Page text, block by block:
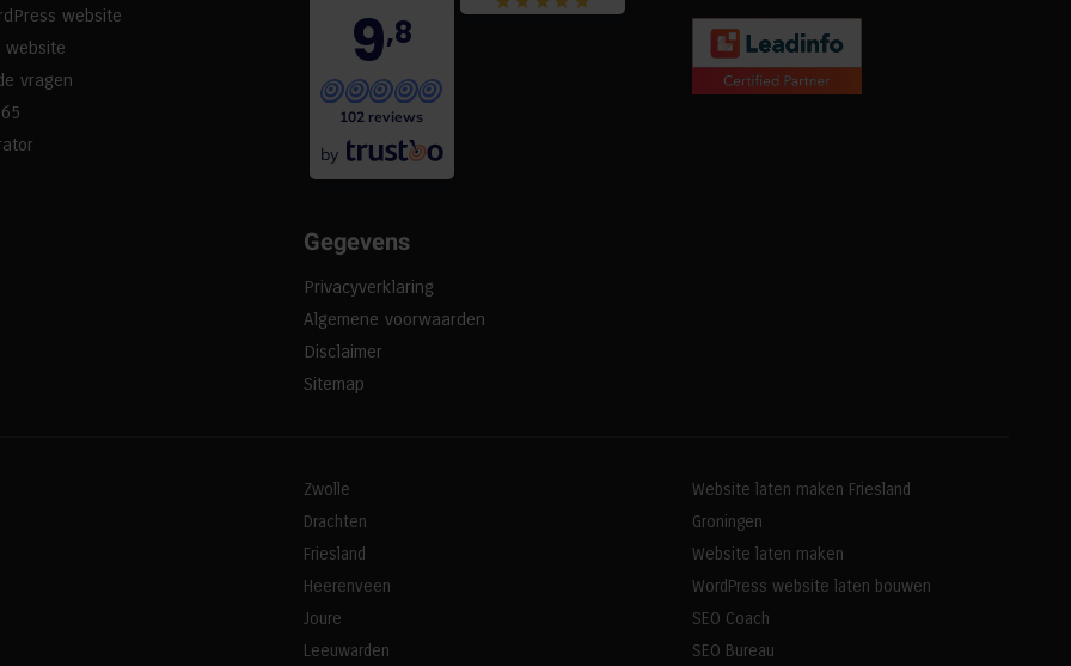
website
website
vragen
9,8
102 reviews
by
Gegevens
Privacyverklaring
Algemene voorwaarden
Disclaimer
Sitemap
Zwolle
Drachten
Friesland
Heerenveen
Joure
Leeuwarden
Website laten maken Friesland
Groningen
Website laten maken
WordPress website laten bouwen
SEO Coach
SEO Bureau